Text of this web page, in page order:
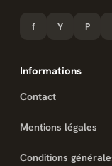
f Y P
Informations
Contact
Mentions légales
Conditions